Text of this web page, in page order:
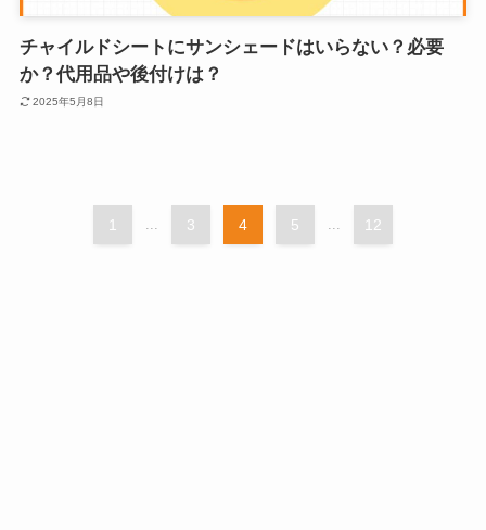
チャイルドシートにサンシェードはいらない？必要
か？代用品や後付けは？
2025年5月8日
1 ... 3 4 5 ... 12